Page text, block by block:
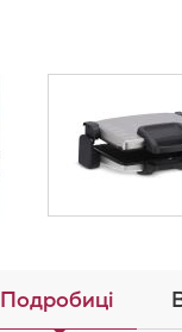
Подробиці